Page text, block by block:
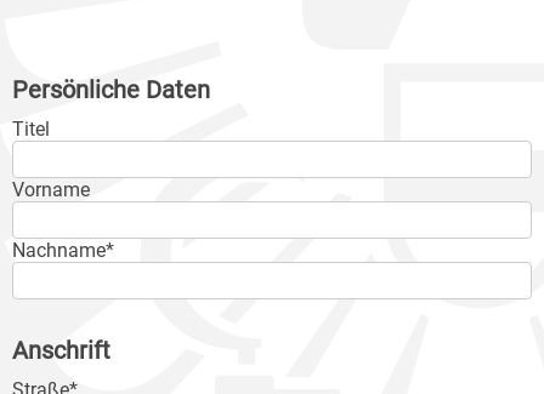
Persönliche Daten
Titel
Vorname
Nachname*
Anschrift